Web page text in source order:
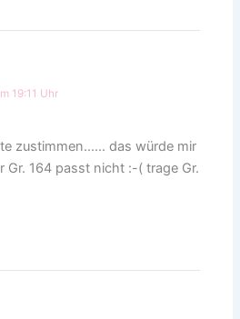
19:11 Uhr
zustimmen…… das würde mir
Gr. 164 passt nicht :-( trage Gr.